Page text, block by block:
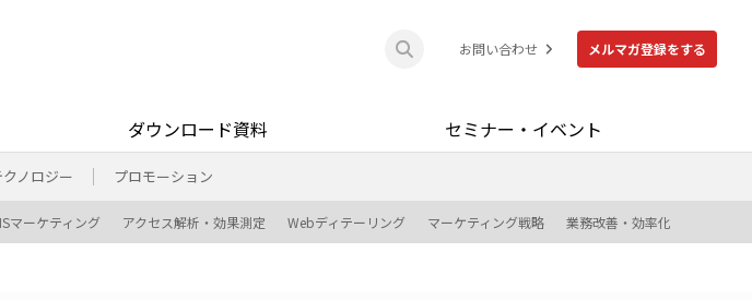
お問い合わせ メルマガ登録をする
ダウンロード資料 セミナー・イベント
クノロジー プロモーション
マーケティング アクセス解析・効果測定 Webディテーリング マーケティング戦略 業務改善・効率化